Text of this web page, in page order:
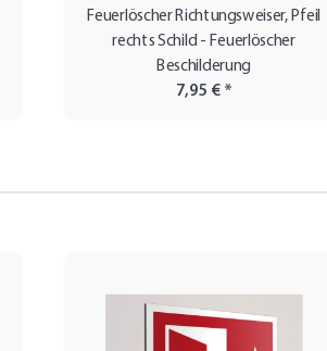
Feuerlöscher Richtungsweiser, Pfeil
rechts Schild - Feuerlöscher
Beschilderung
7,95 € *